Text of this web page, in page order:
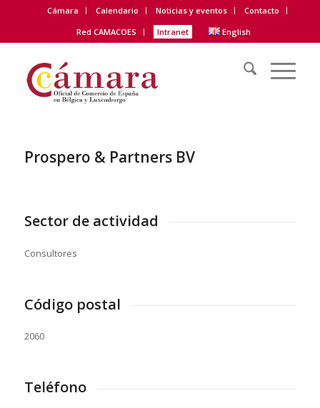
Cámara Calendario Noticias y eventos
Contacto
Red CAMACOES
Intranet English
Prospero & Partners BV
Sector de actividad
Consultores
Código postal
2060
Teléfono